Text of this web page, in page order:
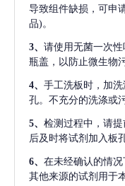
导致组件缺损，可申
品)。
3、 请使用无菌一次
瓶盖，以防止微生物
4、 手工洗板时，加
孔。不充分的洗涤或
5、 检测过程中，请
后及时将试剂加入板
6、 在未经确认的情
其他来源的试剂用于